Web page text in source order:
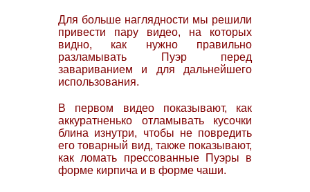
Для больше наглядности мы решили
привести пару видео, на которых
видно, как нужно правильно
разламывать Пуэр перед
завариванием и для дальнейшего
использования.
В первом видео показывают, как
аккуратненько отламывать кусочки
блина изнутри, чтобы не повредить
его товарный вид, также показывают,
как ломать прессованные Пуэры в
форме кирпича и в форме чаши.